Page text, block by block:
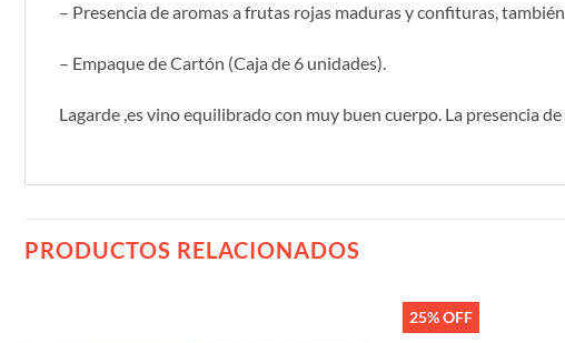
– Presencia de aromas a frutas rojas maduras y confituras,
– Empaque de Cartón (Caja de 6 unidades).
Lagarde ,es vino equilibrado con muy buen cuerpo. La presencia
PRODUCTOS RELACIONADOS
25% OFF